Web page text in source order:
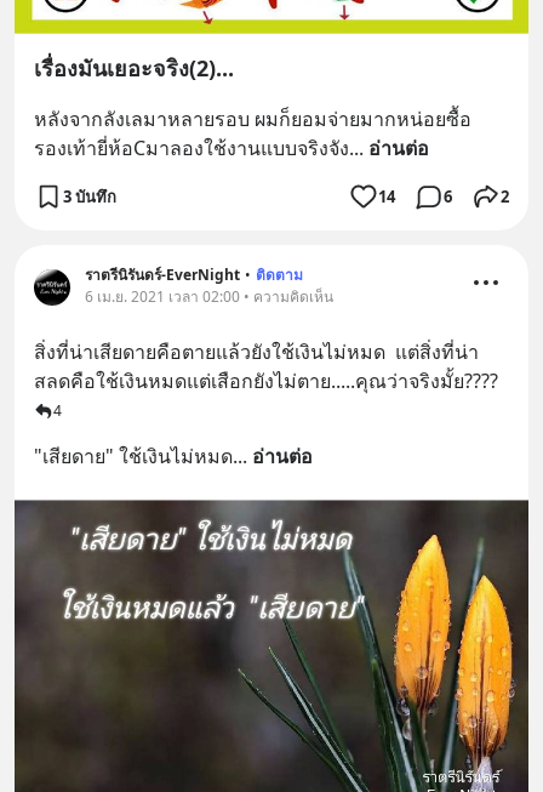
เรื่องมันเยอะจริง(2)...
หลังจากลังเลมาหลายรอบ ผมก็ยอมจ่ายมากหน่อยซื้อ
รองเท้ายี่ห้อCมาลองใช้งานแบบจริงจัง... อ่านต่อ
3 บันทึก 14 6 2
ราตรีนิรันดร์-EverNight • ติดตาม
6 เม.ย. 2021 เวลา 02:00 • ความคิดเห็น
สิ่งที่น่าเสียดายคือตายแล้วยังใช้เงินไม่หมด  แต่สิ่งที่น่า
สลดคือใช้เงินหมดแต่เสือกยังไม่ตาย.....คุณว่าจริงมั้ย????
4
"เสียดาย" ใช้เงินไม่หมด... อ่านต่อ